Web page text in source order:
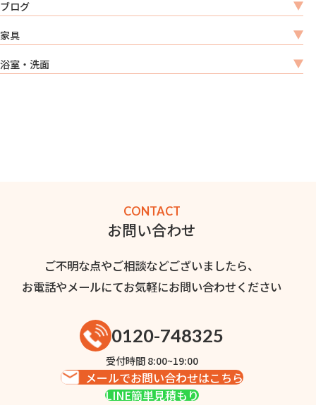
ブログ
家具
浴室・洗面
CONTACT
お問い合わせ
ご不明な点やご相談などございましたら、
お電話やメールにてお気軽にお問い合わせください
0120-748325
受付時間 8:00~19:00
メールでお問い合わせはこちら
LINE簡単見積もり